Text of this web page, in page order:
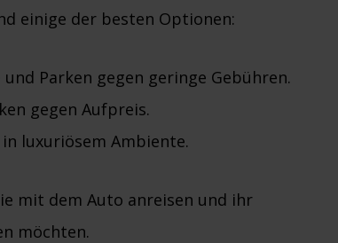
einige der besten Optionen:
Parken gegen geringe Gebühren.
gegen Aufpreis.
luxuriösem Ambiente.
mit dem Auto anreisen und ihr
möchten.